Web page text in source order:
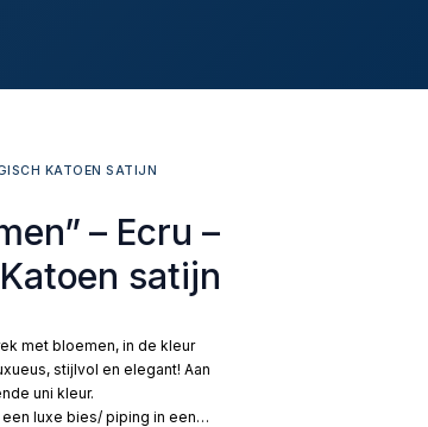
KATOEN SATIJN
– Ecru –
satijn
met bloemen, in de kleur
stijlvol en elegant! Aan
uni kleur.
luxe bies/ piping in een